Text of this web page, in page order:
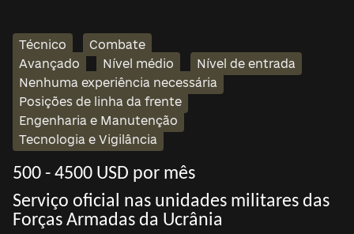
Técnico
Combate
Avançado
Nível médio
Nível de entrada
Nenhuma experiência necessária
Posições de linha da frente
Engenharia e Manutenção
Tecnologia e Vigilância
500 - 4500 USD por mês
Serviço oficial nas unidades militares das
Forças Armadas da Ucrânia